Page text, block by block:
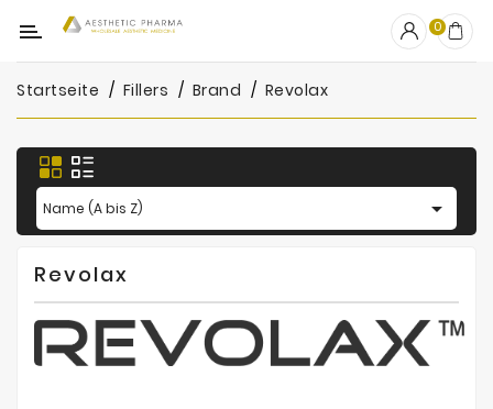
Kategorie
OUTLET
Fillers
Biostimulatoren
Mesotherapie
Peelings
PRP
0
Startseite Fillers Brand Revolax
Name (A bis Z) 
Revolax